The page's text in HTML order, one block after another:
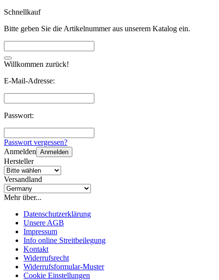
Schnellkauf
Bitte geben Sie die Artikelnummer aus unserem Katalog ein.
Willkommen zurück!
E-Mail-Adresse:
Passwort:
Passwort vergessen?
Anmelden Anmelden
Hersteller
Versandland
Mehr über...
Datenschutzerklärung
Unsere AGB
Impressum
Info online Streitbeilegung
Kontakt
Widerrufsrecht
Widerrufsformular-Muster
Cookie Einstellungen